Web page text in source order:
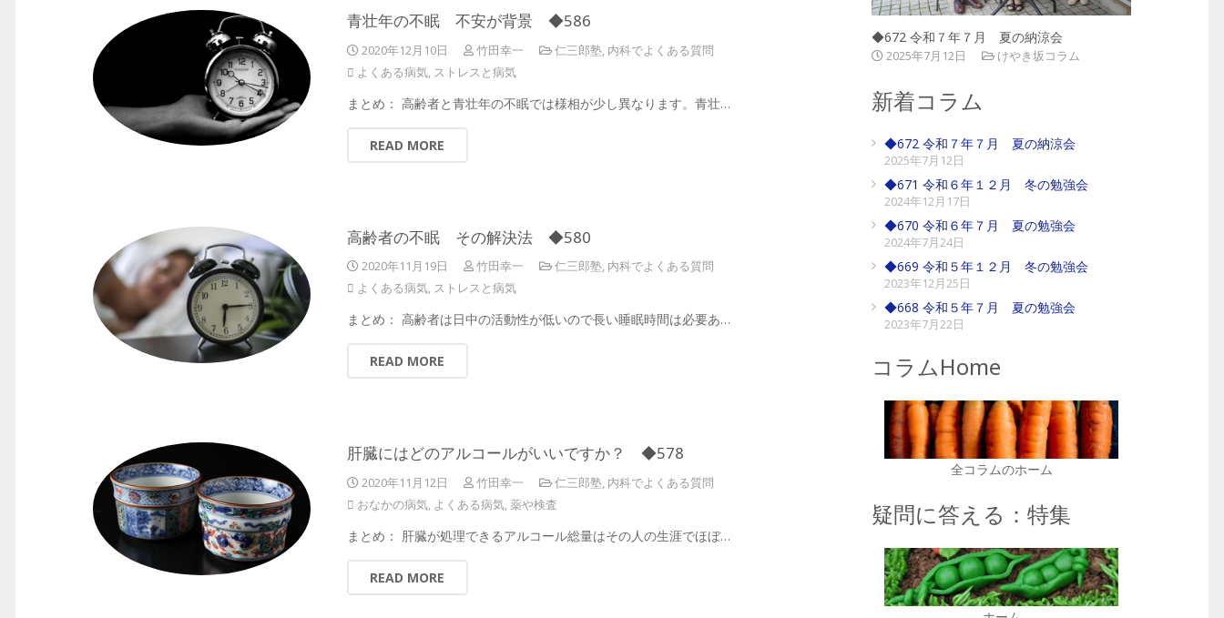
青壮年の不眠 不安が背景 ◆586
2020年12月10日 竹田幸一 仁三郎塾, 内科でよくある質問
よくある病気, ストレスと病気
まとめ： 高齢者と青壮年の不眠では様相が少し異なります。青壮…
READ MORE
高齢者の不眠 その解決法 ◆580
2020年11月19日 竹田幸一 仁三郎塾, 内科でよくある質問
よくある病気, ストレスと病気
まとめ： 高齢者は日中の活動性が低いので長い睡眠時間は必要あ…
READ MORE
肝臓にはどのアルコールがいいですか？ ◆578
2020年11月12日 竹田幸一 仁三郎塾, 内科でよくある質問
おなかの病気, よくある病気,薬や検査
まとめ： 肝臓が処理できるアルコール総量はその人の生涯でほぼ…
READ MORE
◆672 令和７年７月 夏の納涼会
2025年7月12日 けやき坂コラム
新着コラム
◆672 令和７年７月 夏の納涼会
2025年7月12日
◆671 令和６年１２月 冬の勉強会
2024年12月17日
◆670 令和６年７月 夏の勉強会
2024年7月24日
◆669 令和５年１２月 冬の勉強会
2023年12月25日
◆668 令和５年７月 夏の勉強会
2023年7月22日
コラムHome
全コラムのホーム
疑問に答える：特集